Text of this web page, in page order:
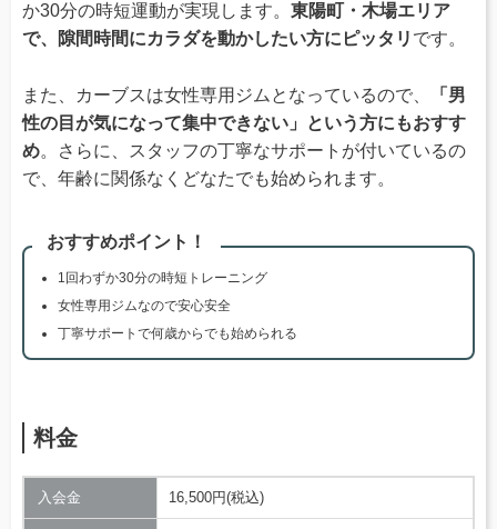
か30分の時短運動が実現します。 東陽町・木場エリア
で、隙間時間にカラダを動かしたい方にピッタリ です。
また、カーブスは女性専用ジムとなっているので、
「男
性の目が気になって集中できない」という方にもおすす
め。さらに、スタッフの丁寧なサポートが付いているの
で、年齢に関係なくどなたでも始められます。
おすすめポイント！
1回わずか30分の時短トレーニング
女性専用ジムなので安心安全
丁寧サポートで何歳からでも始められる
料金
入会金 16,500円(税込)